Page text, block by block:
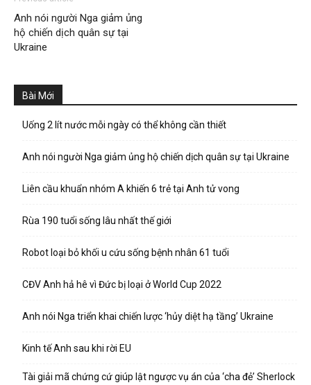
Anh nói người Nga giảm ủng
hộ chiến dịch quân sự tại
Ukraine
Bài Mới
Uống 2 lít nước mỗi ngày có thể không cần thiết
Anh nói người Nga giảm ủng hộ chiến dịch quân sự tại Ukraine
Liên cầu khuẩn nhóm A khiến 6 trẻ tại Anh tử vong
Rùa 190 tuổi sống lâu nhất thế giới
Robot loại bỏ khối u cứu sống bệnh nhân 61 tuổi
CĐV Anh hả hê vì Đức bị loại ở World Cup 2022
Anh nói Nga triển khai chiến lược ‘hủy diệt hạ tầng’ Ukraine
Kinh tế Anh sau khi rời EU
Tài giải mã chứng cứ giúp lật ngược vụ án của ‘cha đẻ’ Sherlock